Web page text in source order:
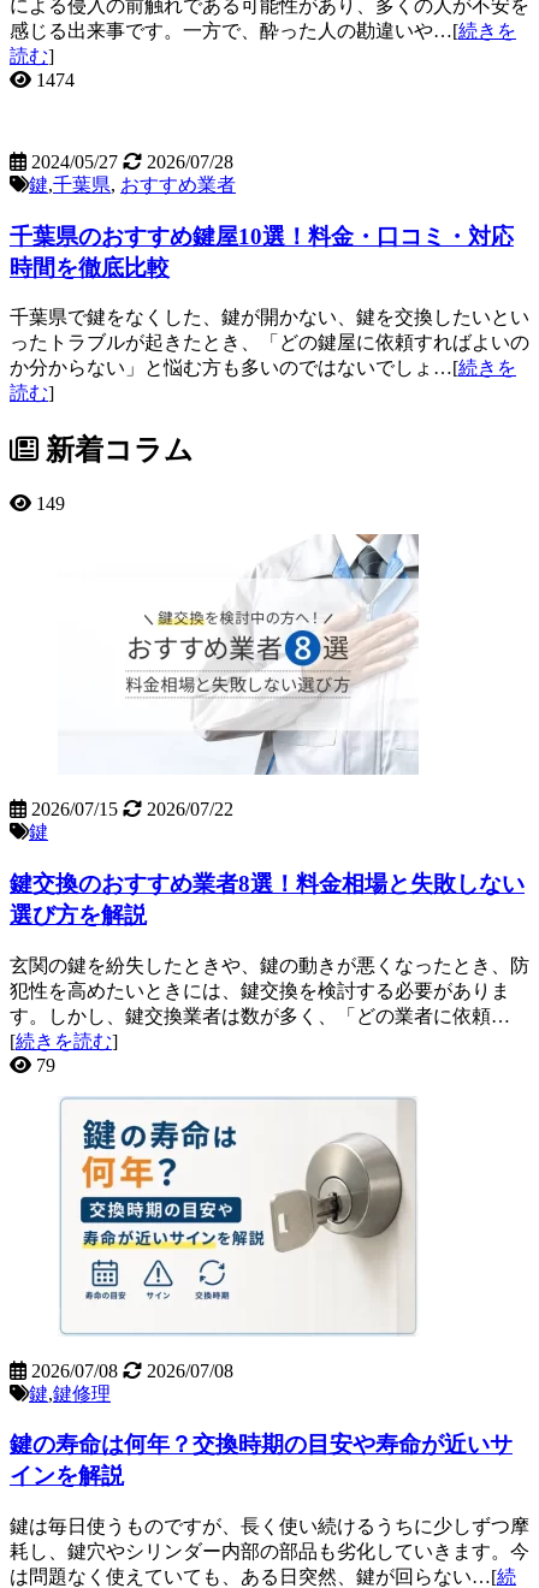
による侵入の前触れである可能性があり、多くの人が不安を
感じる出来事です。一方で、酔った人の勘違いや…[続きを
読む]
1474
2024/05/27
2026/07/28
鍵,千葉県, おすすめ業者
千葉県のおすすめ鍵屋10選！料金・口コミ・対応
時間を徹底比較
千葉県で鍵をなくした、鍵が開かない、鍵を交換したいとい
ったトラブルが起きたとき、「どの鍵屋に依頼すればよいの
か分からない」と悩む方も多いのではないでしょ…[続きを
読む]
新着コラム
149
2026/07/15
2026/07/22
鍵
鍵交換のおすすめ業者8選！料金相場と失敗しない
選び方を解説
玄関の鍵を紛失したときや、鍵の動きが悪くなったとき、防
犯性を高めたいときには、鍵交換を検討する必要がありま
す。しかし、鍵交換業者は数が多く、「どの業者に依頼…
[続きを読む]
79
2026/07/08
2026/07/08
鍵,鍵修理
鍵の寿命は何年？交換時期の目安や寿命が近いサ
インを解説
鍵は毎日使うものですが、長く使い続けるうちに少しずつ摩
耗し、鍵穴やシリンダー内部の部品も劣化していきます。今
は問題なく使えていても、ある日突然、鍵が回らない…[続